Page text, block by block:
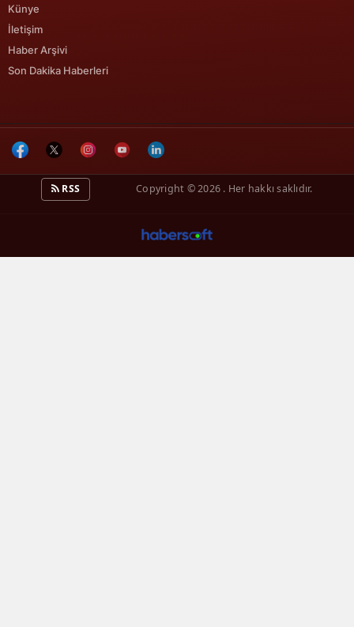
Künye
İletişim
Haber Arşivi
Son Dakika Haberleri
RSS Copyright © 2026 . Her hakkı saklıdır.